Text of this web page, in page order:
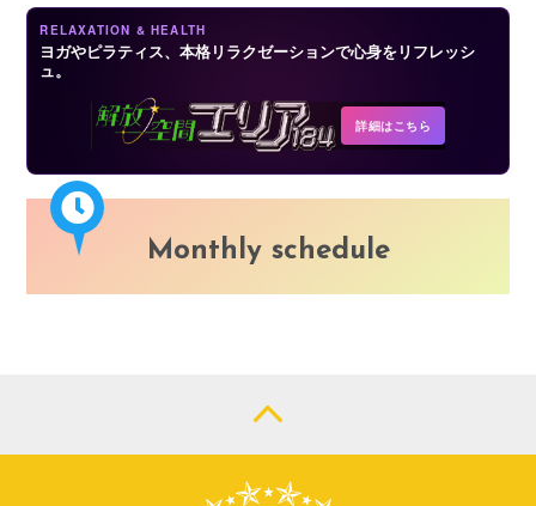
RELAXATION & HEALTH
ヨガやピラティス、本格リラクゼーションで心身をリフレッシ
ュ。
詳細はこちら
Monthly schedule